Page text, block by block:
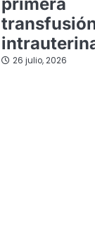
26 julio, 2026